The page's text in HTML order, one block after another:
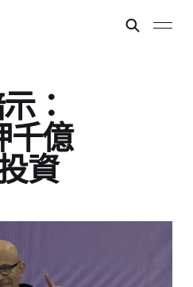
：
千億
資